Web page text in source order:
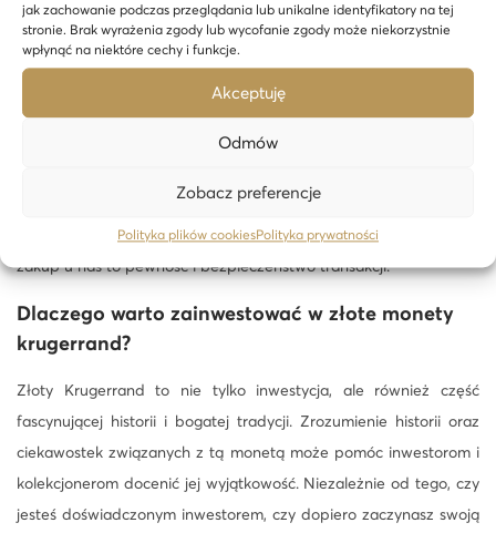
jak zachowanie podczas przeglądania lub unikalne identyfikatory na tej
stronie. Brak wyrażenia zgody lub wycofanie zgody może niekorzystnie
wpłynąć na niektóre cechy i funkcje.
Akceptuję
Odmów
Zobacz preferencje
Polityka plików cookiesPolityka prywatności
poszukiwane przez kolekcjonerów ze względu na ich wyższą
jakość wykonania i unikalność.
złote monety krugerrand
złotych monet Krugerrandto proces, który wymaga
wartość inwestycji. W naszej mennicy zapewniamy wysoką jakość
obsługi oraz autentyczność produktów. Zapewniamy, że każdy
zakup u nas to pewność i bezpieczeństwo transakcji.
Dlaczego warto zainwestować w złote monety
krugerrand?
Złoty Krugerrand to nie tylko inwestycja, ale również część
fascynującej historii i bogatej tradycji. Zrozumienie historii oraz
ciekawostek związanych z tą monetą może pomóc inwestorom i
kolekcjonerom docenić jej wyjątkowość. Niezależnie od tego, czy
jesteś doświadczonym inwestorem, czy dopiero zaczynasz swoją